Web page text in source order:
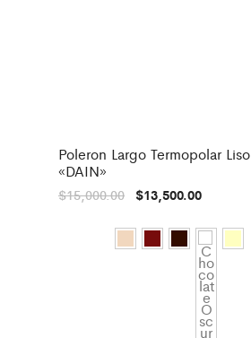
-10%
Poleron Largo Termopolar Liso
«DAIN»
$15,000.00 $13,500.00